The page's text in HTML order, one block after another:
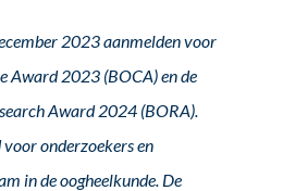
2023 aanmelden voor
Award 2023 (BOCA) en de
Award 2024 (BORA).
onderzoekers en
in de oogheelkunde. De